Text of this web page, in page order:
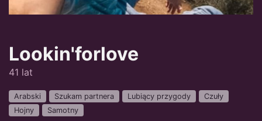
Lookin'forlove
41 lat
Arabski Szukam partnera Lubiący przygody
Czuły
Hojny
Samotny